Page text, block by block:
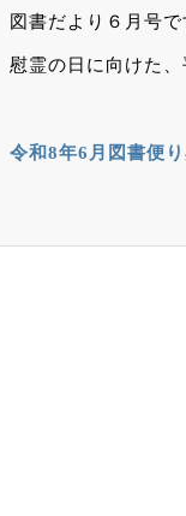
図書だより６月号
慰霊の日に向けた
令和8年6月図書便